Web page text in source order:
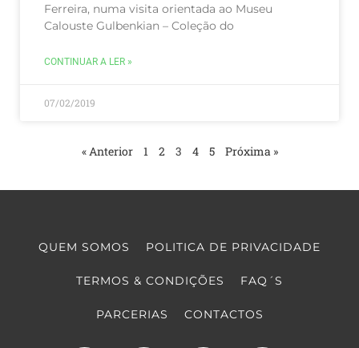
Ferreira, numa visita orientada ao Museu
Calouste Gulbenkian – Coleção do
CONTINUAR A LER »
07/02/2019
« Anterior 1 2 3 4 5 Próxima »
QUEM SOMOS POLITICA DE PRIVACIDADE
TERMOS & CONDIÇÕES FAQ´S
PARCERIAS CONTACTOS